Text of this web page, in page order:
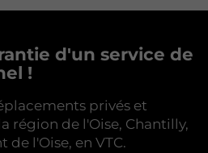
d'un service de
!
privés et
région de l'Oise, Chantilly,
de l'Oise, en VTC.